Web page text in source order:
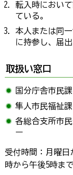
転入時におい
ている。
本人または同
に持参し、届出
取扱い窓口
国分庁舎市民課
隼人市民福祉課
各総合支所市
ー
受付時間：月曜日
時から午後5時まで